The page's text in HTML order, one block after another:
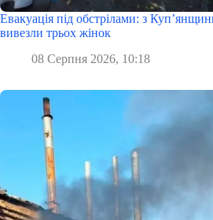
Евакуація під обстрілами: з
вивезли трьох жінок
08 Серпня 2026, 10:18